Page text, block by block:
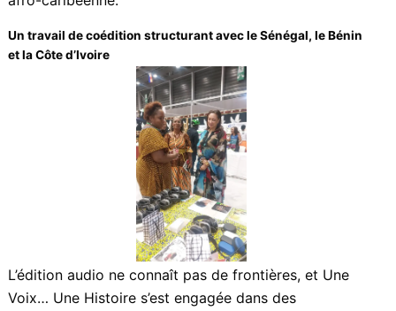
Un travail de coédition structurant avec le Sénégal, le Bénin
et la Côte d’Ivoire
L’édition audio ne connaît pas de frontières, et Une
Voix… Une Histoire s’est engagée dans des